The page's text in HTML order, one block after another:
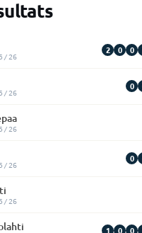
26
2 0 0
26
0
26
26
0
26
1 0 0